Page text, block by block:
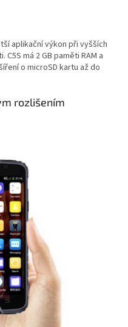
aplikační výkon při vyšších
C5S má 2 GB paměti RAM a
o microSD kartu až do
rozlišením